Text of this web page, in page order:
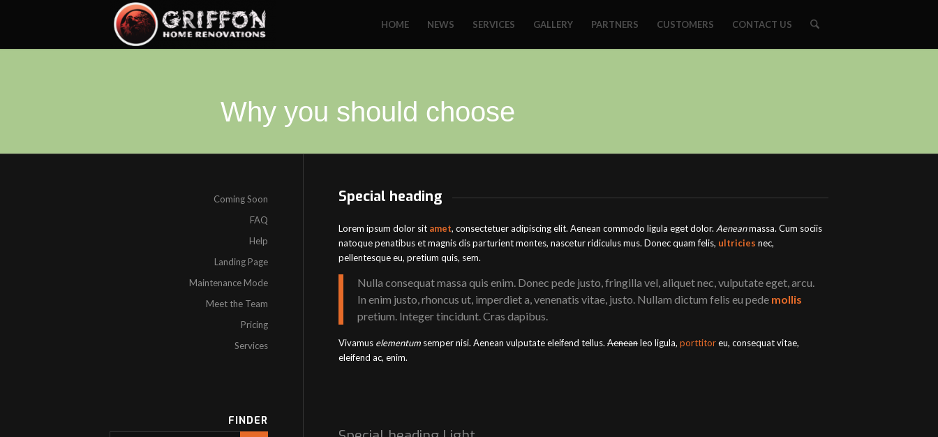
HOME NEWS SERVICES GALLERY PARTNERS CUSTOMERS CONTACT US
Why you should choose
Special heading
Lorem ipsum dolor sit amet, consectetuer adipiscing elit. Aenean commodo ligula eget dolor. Aeneanmassa. Cum sociis
natoque penatibus et magnis dis parturient montes, nascetur ridiculus mus. Donec quam felis, ultricies nec,
pellentesque eu, pretium quis, sem.
Nulla consequat massa quis enim. Donec pede justo, fringilla vel, aliquet nec, vulputate eget, arcu.
In enim justo, rhoncus ut, imperdiet a, venenatis vitae, justo. Nullam dictum felis eu pede mollis
pretium. Integer tincidunt. Cras dapibus.
Vivamus elementum semper nisi. Aenean vulputate eleifend tellus.Aeneanleo ligula,porttitoreu, consequat vitae,
eleifend ac, enim.
Coming Soon
FAQ
Help
Landing Page
Maintenance Mode
Meet the Team
Pricing
Services
FINDER